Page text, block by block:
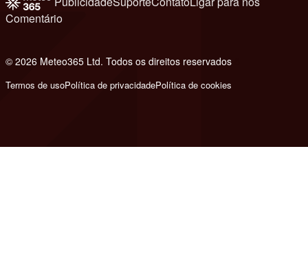
Comentário
© 2026 Meteo365 Ltd. Todos os direitos reservados
Termos de usoPolítica de privacidadePolítica de cookies